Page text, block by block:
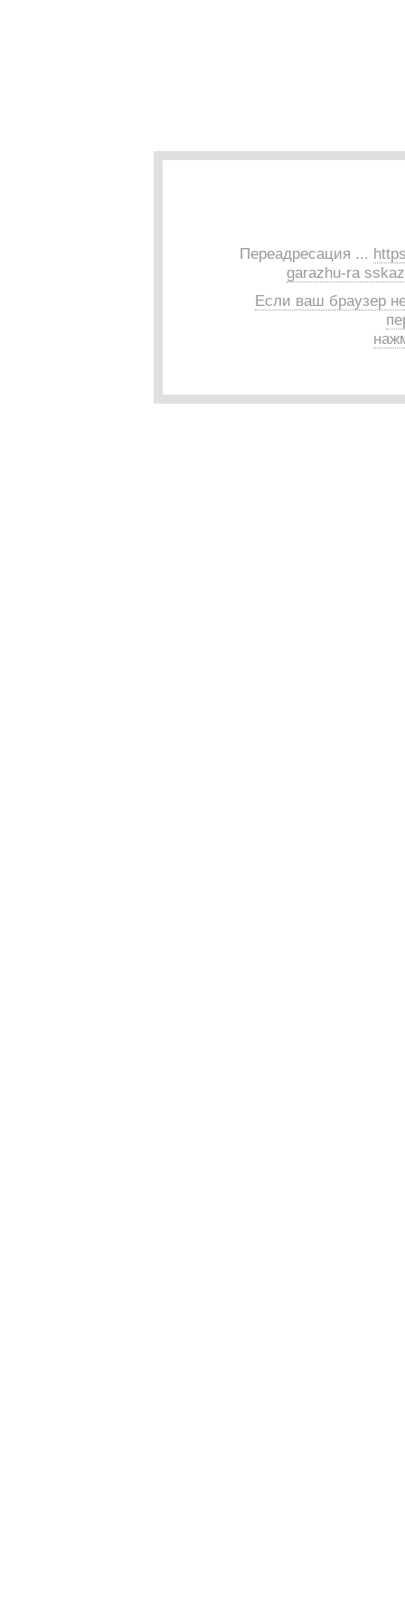
Переадресация ...
garazhu-ra
Если ваш браузер